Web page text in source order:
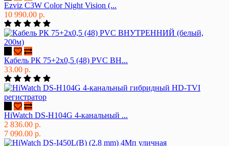
Ezviz C3W Color Night Vision (...
10 990.00 р.
Кабель РК 75+2х0,5 (48) PVC ВН...
33.00 р.
HiWatch DS-H104G 4-канальный ...
2 836.00 р.
7 090.00 р.